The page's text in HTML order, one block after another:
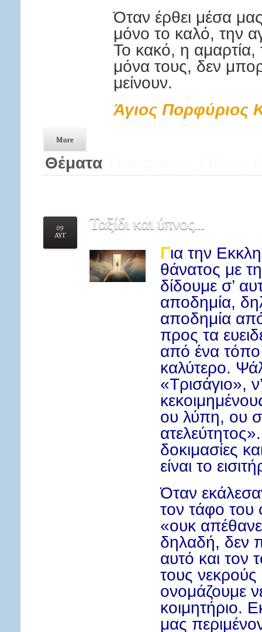
Όταν έρθει μέσα
μόνο το καλό, την
Το κακό, η αμαρτία,
μόνα τους, δεν
μείνουν.
Άγιος Πορφύριος
More
Θέματα
09
ΑΥΓ
Ταξίδι και ύπνος...
Για την
θάνατος με
δίδουμε σ’
αποδημία,
αποδημία
προς τα
από ένα
καλύτερο.
«Τρισάγιο»,
ου λύπη, ου
δοκιμασίες
είναι το
Όταν
τον τάφο του
«ουκ
δηλαδή, δεν
αυτό και τον
τους
ονομάζουμε
κοιμητήριο.
μας